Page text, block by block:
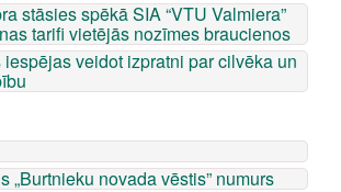
stāsies spēkā SIA “VTU Valmiera”
tarifi vietējās nozīmes braucienos
veidot izpratni par cilvēka un
„Burtnieku novada vēstis” numurs